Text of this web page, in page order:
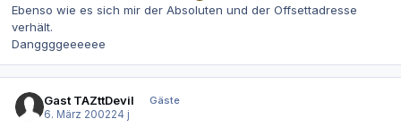
Ebenso wie es sich mir der Absoluten und der Offsettadresse
verhält.
Danggggeeeeee
Gast TAZttDevil
Gäste
6. März 200224 j